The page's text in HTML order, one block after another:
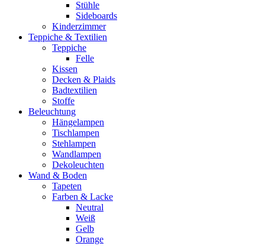
Stühle
Sideboards
Kinderzimmer
Teppiche & Textilien
Teppiche
Felle
Kissen
Decken & Plaids
Badtextilien
Stoffe
Beleuchtung
Hängelampen
Tischlampen
Stehlampen
Wandlampen
Dekoleuchten
Wand & Boden
Tapeten
Farben & Lacke
Neutral
Weiß
Gelb
Orange